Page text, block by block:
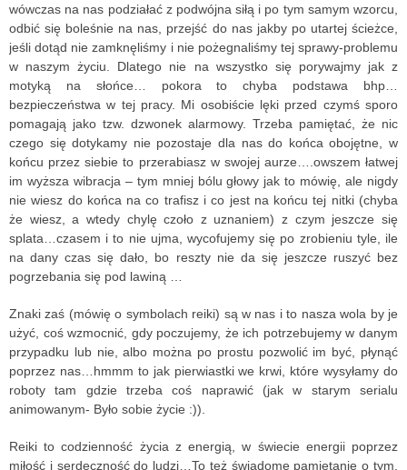
wówczas na nas podziałać z podwójna siłą i po tym samym wzorcu,
odbić się boleśnie na nas, przejść do nas jakby po utartej ścieżce,
jeśli dotąd nie zamknęliśmy i nie pożegnaliśmy tej sprawy-problemu
w naszym życiu. Dlatego nie na wszystko się porywajmy jak z
motyką na słońce… pokora to chyba podstawa bhp…
bezpieczeństwa w tej pracy. Mi osobiście lęki przed czymś sporo
pomagają jako tzw. dzwonek alarmowy. Trzeba pamiętać, że nic
czego się dotykamy nie pozostaje dla nas do końca obojętne, w
końcu przez siebie to przerabiasz w swojej aurze….owszem łatwej
im wyższa wibracja – tym mniej bólu głowy jak to mówię, ale nigdy
nie wiesz do końca na co trafisz i co jest na końcu tej nitki (chyba
że wiesz, a wtedy chylę czoło z uznaniem) z czym jeszcze się
splata…czasem i to nie ujma, wycofujemy się po zrobieniu tyle, ile
na dany czas się dało, bo reszty nie da się jeszcze ruszyć bez
pogrzebania się pod lawiną …
Znaki zaś (mówię o symbolach reiki) są w nas i to nasza wola by je
użyć, coś wzmocnić, gdy poczujemy, że ich potrzebujemy w danym
przypadku lub nie, albo można po prostu pozwolić im być, płynąć
poprzez nas…hmmm to jak pierwiastki we krwi, które wysyłamy do
roboty tam gdzie trzeba coś naprawić (jak w starym serialu
animowanym- Było sobie życie :)).
Reiki to codzienność życia z energią, w świecie energii poprzez
miłość i serdeczność do ludzi…To też świadome pamiętanie o tym,